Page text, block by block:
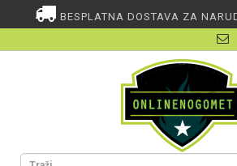
BESPLATNA DOSTAVA ZA